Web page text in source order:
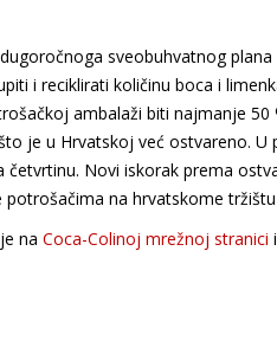
sveobuhvatnog plana
i reciklirati količinu boca i
ambalaži biti najmanje
je u Hrvatskoj već ostvareno.
četvrtinu. Novi iskorak prema
potrošačima na hrvatskome
na Coca-Colinoj mrežnoj stranici